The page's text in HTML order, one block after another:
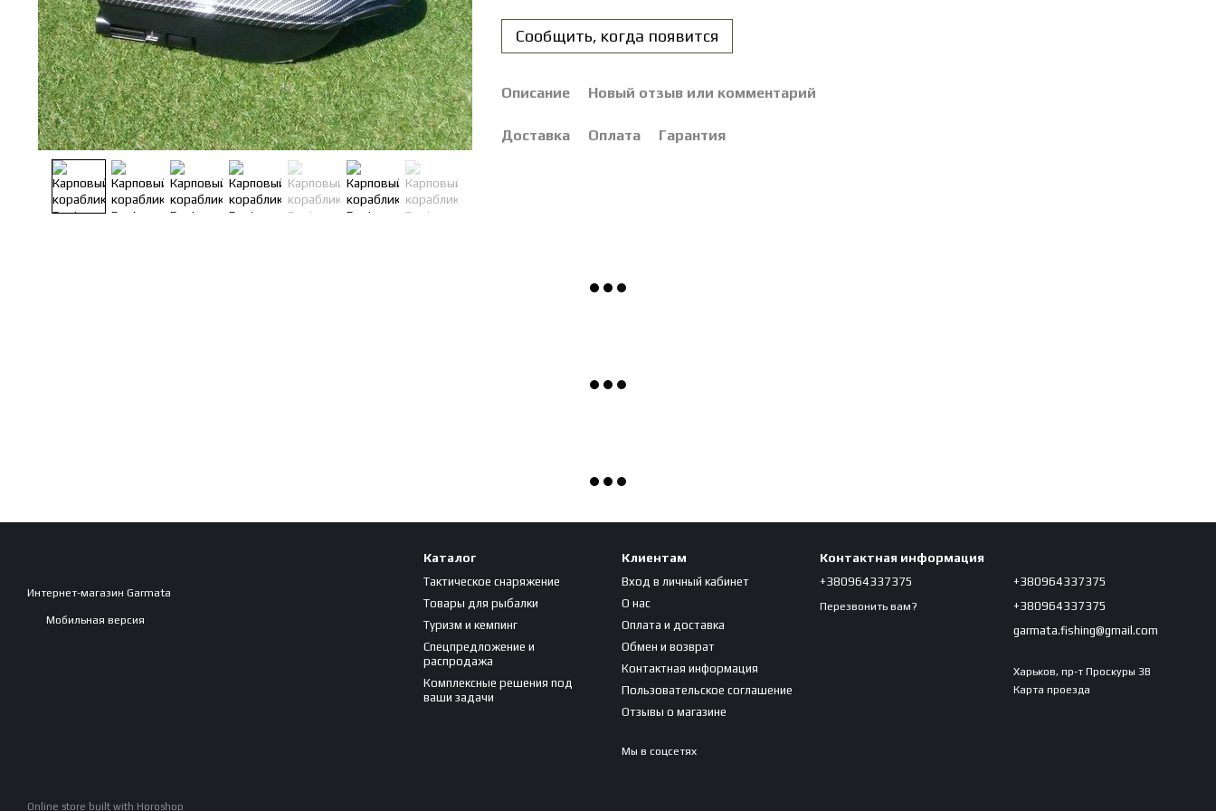
Сообщить, когда появится
Описание Новый отзыв или комментарий
Доставка Оплата Гарантия
Интернет-магазин Garmata
Мобильная версия
Online store built with Horoshop
Каталог
Тактическое снаряжение
Товары для рыбалки
Туризм и кемпинг
Спецпредложение и
распродажа
Комплексные решения под
ваши задачи
Клиентам
Вход в личный кабинет
О нас
Оплата и доставка
Обмен и возврат
Контактная информация
Пользовательское соглашение
Отзывы о магазине
Мы в соцсетях
Контактная информация
+380964337375
Перезвонить вам?
+380964337375
+380964337375
garmata.fishing@gmail.com
Харьков, пр-т Проскуры 3В
Карта проезда